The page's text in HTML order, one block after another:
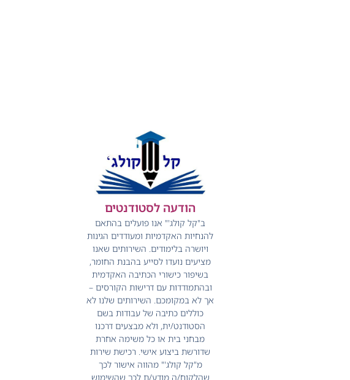
הודעה לסטודנטים
ב"קל קולג'" אנו פועלים בהתאם
להנחיות האקדמיות ומעודדים הגינות
ויושרה בלימודים. השירותים שאנו
מציעים נועדו לסייע בהבנת החומר,
בשיפור כישורי הכתיבה האקדמית
ובהתמודדות עם דרישות הקורסים –
אך לא במקומכם. השירותים שלנו לא
כוללים כתיבה של עבודות בשם
הסטודנט/ית, ולא מבצעים דרכנו
מבחני בית או כל משימה אחרת
שדורשת ביצוע אישי. רכישת שירות
מ"קל קולג'" מהווה אישור לכך
שהלקוח/ה מודע/ת לכך שהשימוש